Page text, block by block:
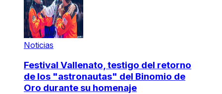
Noticias
Festival Vallenato, testigo del retorno
de los "astronautas" del Binomio de
Oro durante su homenaje